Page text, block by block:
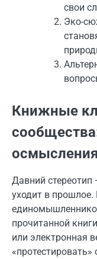
свои
Эко-
Книжные
осмысления
Давний стереотип
уходит в
прочитанной
или электронная